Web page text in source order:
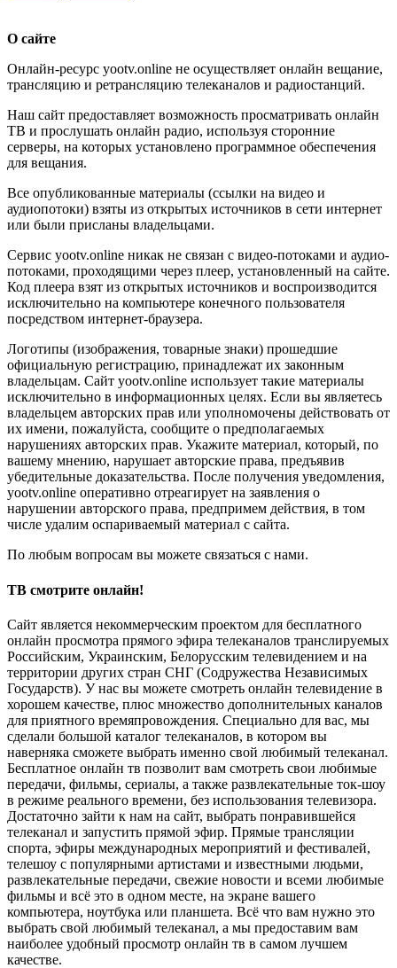
О сайте
Онлайн-ресурс yootv.online не осуществляет онлайн вещание,
трансляцию и ретрансляцию телеканалов и радиостанций.
Наш сайт предоставляет возможность просматривать онлайн
ТВ и прослушать онлайн радио, используя сторонние
серверы, на которых установлено программное обеспечения
для вещания.
Все опубликованные материалы (ссылки на видео и
аудиопотоки) взяты из открытых источников в сети интернет
или были присланы владельцами.
Сервис yootv.online никак не связан с видео-потоками и аудио-
потоками, проходящими через плеер, установленный на сайте.
Код плеера взят из открытых источников и воспроизводится
исключительно на компьютере конечного пользователя
посредством интернет-браузера.
Логотипы (изображения, товарные знаки) прошедшие
официальную регистрацию, принадлежат их законным
владельцам. Сайт yootv.online использует такие материалы
исключительно в информационных целях. Если вы являетесь
владельцем авторских прав или уполномочены действовать от
их имени, пожалуйста, сообщите о предполагаемых
нарушениях авторских прав. Укажите материал, который, по
вашему мнению, нарушает авторские права, предъявив
убедительные доказательства. После получения уведомления,
yootv.online оперативно отреагирует на заявления о
нарушении авторского права, предпримем действия, в том
числе удалим оспариваемый материал с сайта.
По любым вопросам вы можете связаться с нами.
ТВ смотрите онлайн!
Сайт является некоммерческим проектом для бесплатного
онлайн просмотра прямого эфира телеканалов транслируемых
Российским, Украинским, Белорусским телевидением и на
территории других стран СНГ (Содружества Независимых
Государств). У нас вы можете смотреть онлайн телевидение в
хорошем качестве, плюс множество дополнительных каналов
для приятного времяпровождения. Специально для вас, мы
сделали большой каталог телеканалов, в котором вы
наверняка сможете выбрать именно свой любимый телеканал.
Бесплатное онлайн тв позволит вам смотреть свои любимые
передачи, фильмы, сериалы, а также развлекательные ток-шоу
в режиме реального времени, без использования телевизора.
Достаточно зайти к нам на сайт, выбрать понравившейся
телеканал и запустить прямой эфир. Прямые трансляции
спорта, эфиры международных мероприятий и фестивалей,
телешоу с популярными артистами и известными людьми,
развлекательные передачи, свежие новости и всеми любимые
фильмы и всё это в одном месте, на экране вашего
компьютера, ноутбука или планшета. Всё что вам нужно это
выбрать свой любимый телеканал, а мы предоставим вам
наиболее удобный просмотр онлайн тв в самом лучшем
качестве.